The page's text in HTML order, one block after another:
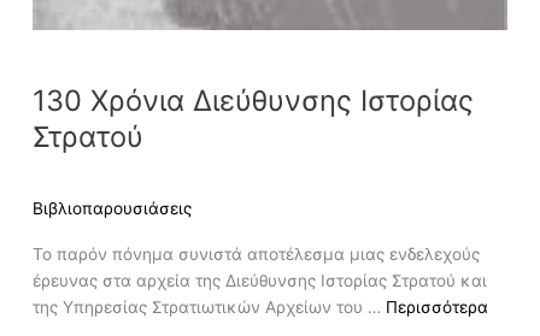
130 Χρόνια Διεύθυνσης Ιστορίας
Στρατού
Βιβλιοπαρουσιάσεις
Το παρόν πόνημα συνιστά αποτέλεσμα μιας ενδελεχούς
έρευνας στα αρχεία της Διεύθυνσης Ιστορίας Στρατού και
της Υπηρεσίας Στρατιωτικών Αρχείων του … Περισσότερα